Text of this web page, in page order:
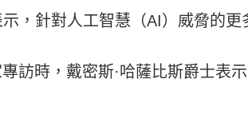
，針對人工智慧（AI）威脅的更
訪時，戴密斯·哈薩比斯爵士表